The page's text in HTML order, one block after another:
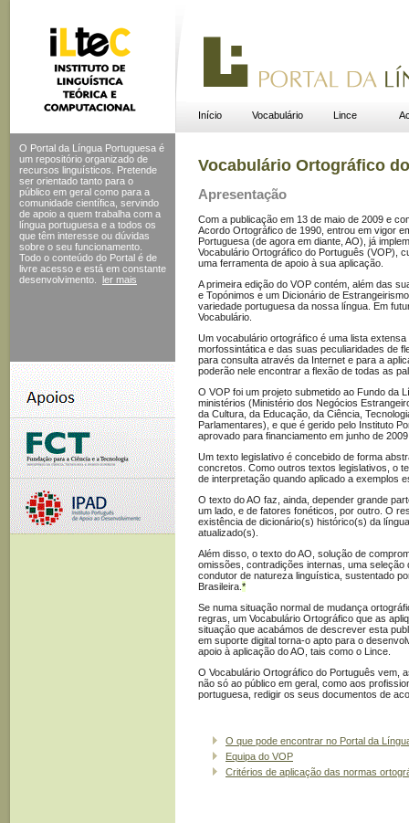
Início Vocabulário Lince
O Portal da Língua Portuguesa é
um repositório organizado de
recursos linguísticos. Pretende
ser orientado tanto para o
público em geral como para a
comunidade científica, servindo
de apoio a quem trabalha com a
língua portuguesa e a todos os
que têm interesse ou dúvidas
sobre o seu funcionamento.
Todo o conteúdo do Portal é de
livre acesso e está em constante
desenvolvimento.
ler mais
Vocabulário Ortográfico
Apresentação
Com a publicação em 13 de maio de 2009 e
Acordo Ortográfico de 1990, entrou em vigor
Portuguesa (de agora em diante, AO), já
Vocabulário Ortográfico do Português (VOP),
uma ferramenta de apoio à sua aplicação.
A primeira edição do VOP contém, além das
e Topónimos e um Dicionário de
variedade portuguesa da nossa língua. Em
Vocabulário.
Um vocabulário ortográfico é uma lista
morfossintática e das suas peculiaridades de
para consulta através da Internet e para a
poderão nele encontrar a flexão de todas as
O VOP foi um projeto submetido ao Fundo da
ministérios (Ministério dos Negócios
da Cultura, da Educação, da Ciência,
Parlamentares), e que é gerido pelo Instituto
aprovado para financiamento em junho de
Um texto legislativo é concebido de forma
concretos. Como outros textos legislativos, o
de interpretação quando aplicado a exemplos
O texto do AO faz, ainda, depender grande
um lado, e de fatores fonéticos, por outro. O
existência de dicionário(s) histórico(s) da
atualizado(s).
Além disso, o texto do AO, solução de
omissões, contradições internas, uma
condutor de natureza linguística, sustentado
Brasileira. *
Se numa situação normal de mudança
regras, um Vocabulário Ortográfico que as
situação que acabámos de descrever esta
em suporte digital torna-o apto para o
apoio à aplicação do AO, tais como o Lince.
O Vocabulário Ortográfico do Português vem,
não só ao público em geral, como aos
portuguesa, redigir os seus documentos de
O que pode encontrar no Portal da
Equipa do VOP
Critérios de aplicação das normas